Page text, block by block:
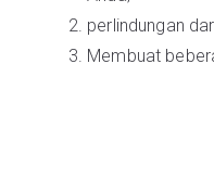
perlindungan
Membuat